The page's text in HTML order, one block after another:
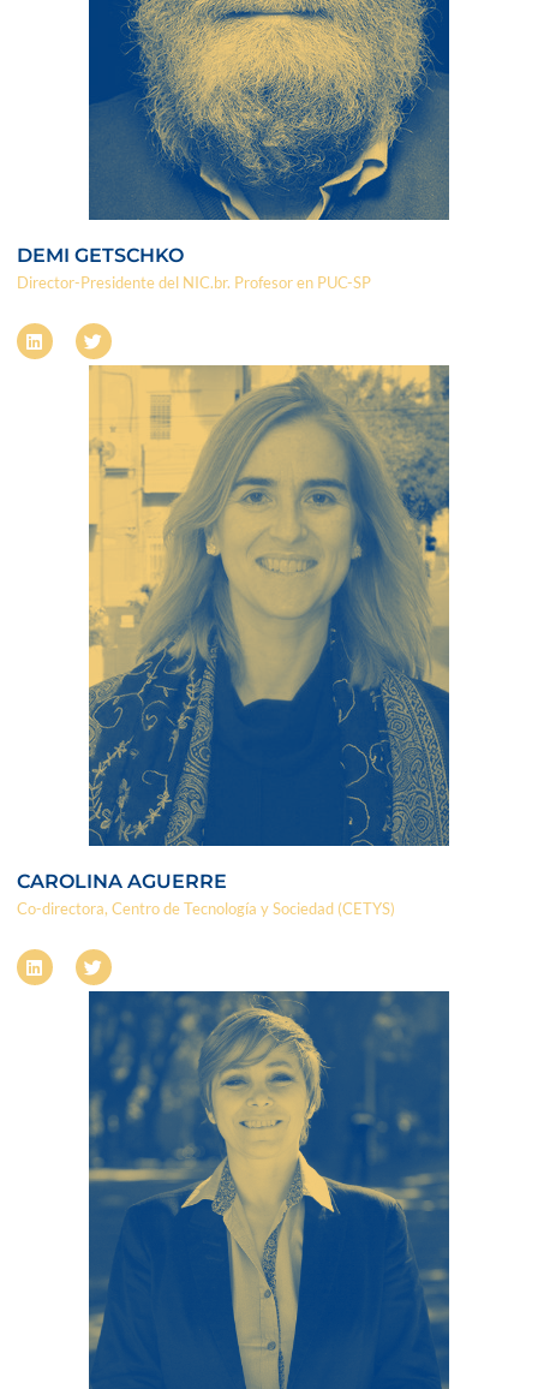
DEMI GETSCHKO
Director-Presidente del NIC.br. Profesor en PUC-SP
CAROLINA AGUERRE
Co-directora, Centro de Tecnología y Sociedad (CETYS)